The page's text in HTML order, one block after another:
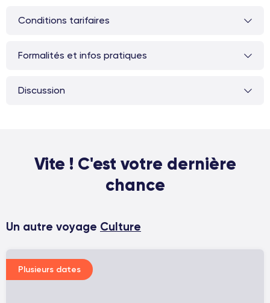
Conditions tarifaires
Formalités et infos pratiques
Discussion
Vite ! C'est votre dernière
chance
Un autre voyage Culture
Plusieurs dates